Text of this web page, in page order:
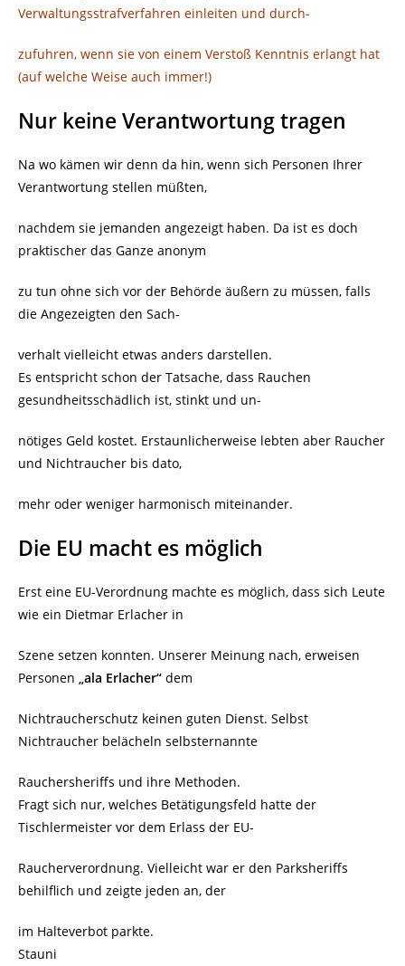
Verwaltungsstrafverfahren einleiten und durch-
zufuhren, wenn sie von einem Verstoß Kenntnis erlangt hat
(auf welche Weise auch immer!)
Nur keine Verantwortung tragen
Na wo kämen wir denn da hin, wenn sich Personen Ihrer
Verantwortung stellen müßten,
nachdem sie jemanden angezeigt haben. Da ist es doch
praktischer das Ganze anonym
zu tun ohne sich vor der Behörde äußern zu müssen, falls
die Angezeigten den Sach-
verhalt vielleicht etwas anders darstellen.
Es entspricht schon der Tatsache, dass Rauchen
gesundheitsschädlich ist, stinkt und un-
nötiges Geld kostet. Erstaunlicherweise lebten aber Raucher
und Nichtraucher bis dato,
mehr oder weniger harmonisch miteinander.
Die EU macht es möglich
Erst eine EU-Verordnung machte es möglich, dass sich Leute
wie ein Dietmar Erlacher in
Szene setzen konnten. Unserer Meinung nach, erweisen
Personen „ala Erlacher“ dem
Nichtraucherschutz keinen guten Dienst. Selbst
Nichtraucher belächeln selbsternannte
Rauchersheriffs und ihre Methoden.
Fragt sich nur, welches Betätigungsfeld hatte der
Tischlermeister vor dem Erlass der EU-
Raucherverordnung. Vielleicht war er den Parksheriffs
behilflich und zeigte jeden an, der
im Halteverbot parkte.
Stauni